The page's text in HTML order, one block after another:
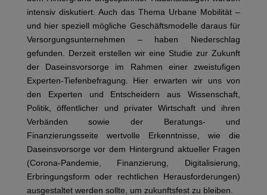
intensiv diskutiert. Auch das Thema Urbane Mobilität –
und hier speziell mögliche Geschäftsmodelle daraus für
Versorgungsunternehmen – haben Niederschlag
gefunden. Derzeit erstellen wir eine Studie zur Zukunft
der Daseinsvorsorge im Rahmen einer zweistufigen
Experten-Tiefenbefragung. Hier erwarten wir uns von
den Experten und Entscheidern aus Wissenschaft,
Politik, öffentlicher und privater Wirtschaft und ihren
Verbänden sowie der Beratungs- und
Finanzierungsseite wertvolle Erkenntnisse, wie die
Daseinsvorsorge vor dem Hintergrund aktueller Fragen
(Corona-Pandemie, Finanzierung, Digitalisierung,
Erbringungsform oder rechtlichen Herausforderungen)
ausgestaltet werden sollte, um zukunftsfest zu bleiben.